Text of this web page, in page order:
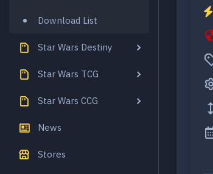
Download List
Star Wars Destiny
Star Wars TCG
Star Wars CCG
News
Stores